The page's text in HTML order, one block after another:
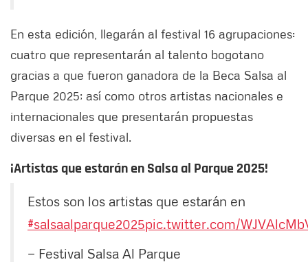
En esta edición, llegarán al festival 16 agrupaciones:
cuatro que representarán al talento bogotano
gracias a que fueron ganadora de la Beca Salsa al
Parque 2025; así como otros artistas nacionales e
internacionales que presentarán propuestas
diversas en el festival.
¡Artistas que estarán en Salsa al Parque 2025!
Estos son los artistas que estarán en
#salsaalparque2025pic.twitter.com/
— Festival Salsa Al Parque